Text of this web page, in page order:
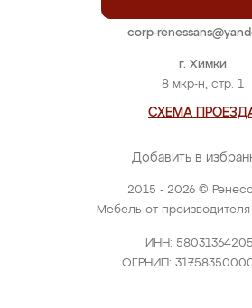
2015 - 2026 ©
Мебель от производителя
ИНН:
ОГРНИП:
г. Химки
8 мкр-н, стр. 1
СХЕМА
Добавить в
corp-